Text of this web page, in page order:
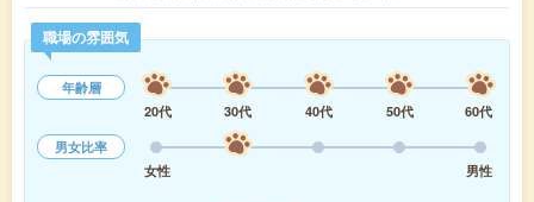
職場の雰囲気
年齢層
20代
30代 40代 50代
60代
男女比率
女性
男性